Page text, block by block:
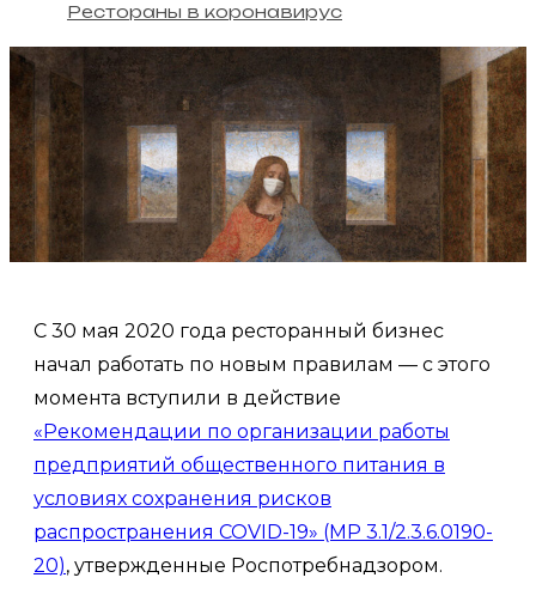
Рестораны в коронавирус
C 30 мая 2020 года ресторанный бизнес
начал работать по новым правилам — с этого
момента вступили в действие
«Рекомендации по организации работы
предприятий общественного питания в
условиях сохранения рисков
распространения COVID-19» (MP 3.1/2.3.6.0190-
20), утвержденные Роспотребнадзором.